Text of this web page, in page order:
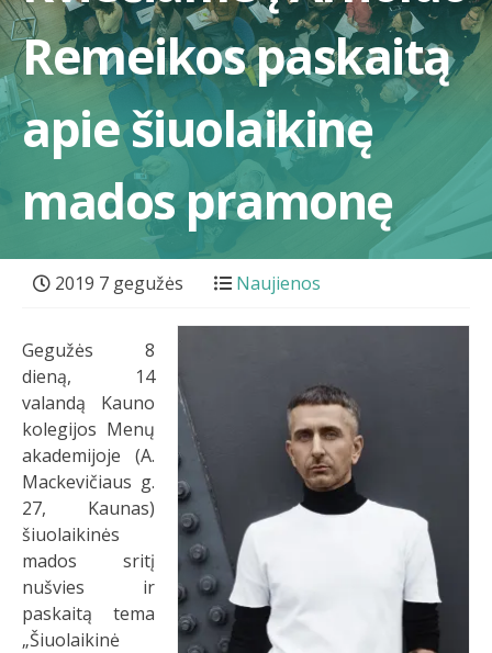
Remeikos paskaitą
apie šiuolaikinę
mados pramonę
2019 7 gegužės Naujienos
Gegužės 8
dieną, 14
valandą Kauno
kolegijos Menų
akademijoje (A.
Mackevičiaus g.
27, Kaunas)
šiuolaikinės
mados sritį
nušvies ir
paskaitą tema
„Šiuolaikinė